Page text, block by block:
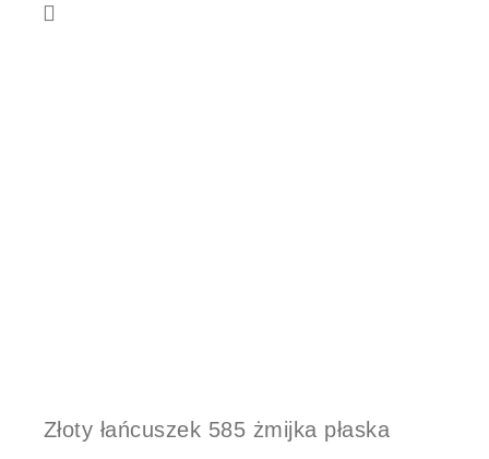
Złoty łańcuszek 585 żmijka płaska